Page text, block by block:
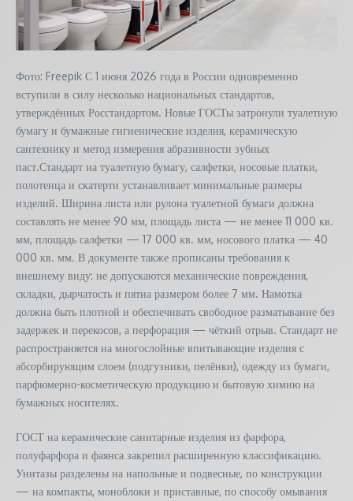
Фото: Freepik С 1 июня 2026 года в России одновременно
вступили в силу несколько национальных стандартов,
утверждённых Росстандартом. Новые ГОСТы затронули туалетную
бумагу и бумажные гигиенические изделия, керамическую
сантехнику и метод измерения абразивности зубных
паст.Стандарт на туалетную бумагу, салфетки, носовые платки,
полотенца и скатерти устанавливает минимальные размеры
изделий. Ширина листа или рулона туалетной бумаги должна
составлять не менее 90 мм, площадь листа — не менее 11 000 кв.
мм, площадь салфетки — 17 000 кв. мм, носового платка — 40
000 кв. мм. В документе также прописаны требования к
внешнему виду: не допускаются механические повреждения,
складки, дырчатость и пятна размером более 7 мм. Намотка
должна быть плотной и обеспечивать свободное разматывание без
задержек и перекосов, а перфорация — чёткий отрыв. Стандарт не
распространяется на многослойные впитывающие изделия с
абсорбирующим слоем (подгузники, пелёнки), одежду из бумаги,
парфюмерно-косметическую продукцию и бытовую химию на
бумажных носителях.
ГОСТ на керамические санитарные изделия из фарфора,
полуфарфора и фаянса закрепил расширенную классификацию.
Унитазы разделены на напольные и подвесные, по конструкции
— на компакты, моноблоки и приставные, по способу омывания